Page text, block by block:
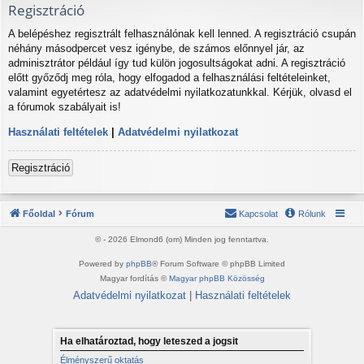
Regisztráció
A belépéshez regisztrált felhasználónak kell lenned. A regisztráció csupán
néhány másodpercet vesz igénybe, de számos előnnyel jár, az
adminisztrátor például így tud külön jogosultságokat adni. A regisztráció
előtt győződj meg róla, hogy elfogadod a felhasználási feltételeinket,
valamint egyetértesz az adatvédelmi nyilatkozatunkkal. Kérjük, olvasd el
a fórumok szabályait is!
Használati feltételek | Adatvédelmi nyilatkozat
Regisztráció
Főoldal Fórum Rólunk
Kapcsolat
© - 2026 Elmond6 (om) Minden jog fenntartva.
Powered by phpBB® Forum Software © phpBB Limited
Magyar fordítás ©Magyar phpBB Közösség
Adatvédelmi nyilatkozat | Használati feltételek
Ha elhatároztad, hogy leteszed a jogsit
Élményszerű oktatás